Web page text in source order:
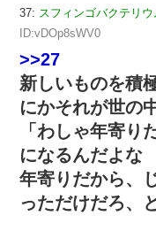
37: スフィンゴバクテリウ
ID:vDOp8sWV0
>>27
新しいものを積
にかそれが世の
「わしゃ年寄り
になるんだよな
年寄りだから、
っただけだろ、